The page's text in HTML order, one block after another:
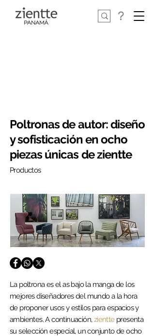
Poltronas de autor: diseño
y sofisticación en ocho
piezas únicas de zientte
Productos
La poltrona es el as bajo la manga de los
mejores diseñadores del mundo a la hora
de proponer usos y estilos para espacios y
ambientes. A continuación,zientte presenta
su selección especial, un conjunto de ocho